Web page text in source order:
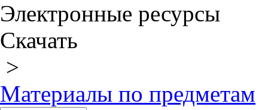
Электронные ресурсы
Скачать
>
Материалы по предметам